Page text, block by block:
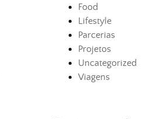
Food
Lifestyle
Parcerias
Projetos
Uncategorized
Viagens